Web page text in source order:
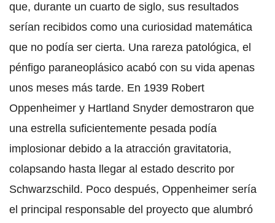
que, durante un cuarto de siglo, sus resultados
serían recibidos como una curiosidad matemática
que no podía ser cierta. Una rareza patológica, el
pénfigo paraneoplásico acabó con su vida apenas
unos meses más tarde. En 1939 Robert
Oppenheimer y Hartland Snyder demostraron que
una estrella suficientemente pesada podía
implosionar debido a la atracción gravitatoria,
colapsando hasta llegar al estado descrito por
Schwarzschild. Poco después, Oppenheimer sería
el principal responsable del proyecto que alumbró